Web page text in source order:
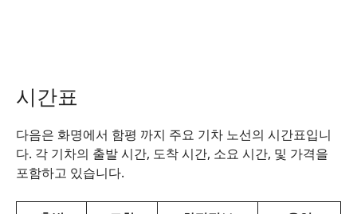
시간표
다음은 화명에서 함평 까지 주요 기차 노선의 시간표입니
다. 각 기차의 출발 시간, 도착 시간, 소요 시간, 및 가격을
포함하고 있습니다.